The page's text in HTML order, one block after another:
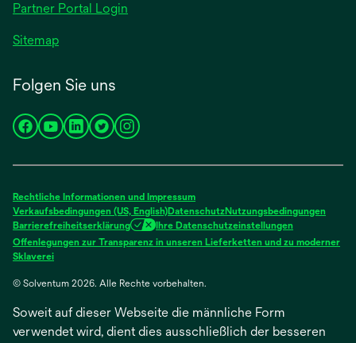
Partner Portal Login
Sitemap
Folgen Sie uns
wird
neuen
Registerkarte
geöffnet
wird
neuen
Registerkarte
geöffnet
wird
neuen
Registerkarte
geöffnet
wird
neuen
Registerkarte
geöffnet
wird
neuen
Registerkarte
geöffnet
Rechtliche Informationen und Impressum
Verkaufsbedingungen (US, English)DatenschutzNutzungsbedingungen
Barrierefreiheitserklärung
Ihre Datenschutzeinstellungen
Offenlegungen zur Transparenz in unseren Lieferketten und zu moderner
Sklavereiwird
einer
Registerkarte
geöffnet
© Solventum 2026. Alle Rechte vorbehalten.
Soweit auf dieser Webseite die männliche Form
verwendet wird, dient dies ausschließlich der besseren